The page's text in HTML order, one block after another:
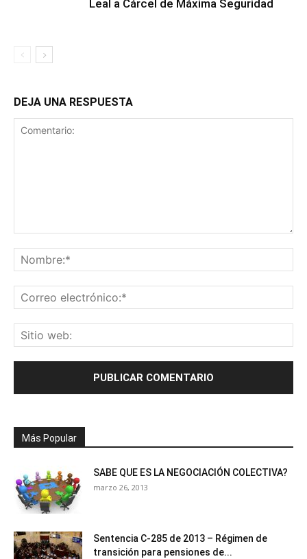
Leal a Cárcel de Máxima Seguridad
DEJA UNA RESPUESTA
Más Popular
SABE QUE ES LA NEGOCIACIÓN COLECTIVA?
marzo 26, 2013
Sentencia C-285 de 2013 – Régimen de
transición para pensiones de...